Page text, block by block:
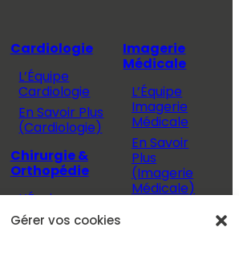
Gérer vos cookies
Cardiologie
L’Équipe
Cardiologie
En Savoir Plus
(Cardiologie)
Chirurgie &
Orthopédie
L’Équipe
Chirurgie &
Orthopédie
Imagerie
Médicale
L’Équipe
Imagerie
Médicale
En Savoir
Plus
(Imagerie
Médicale)